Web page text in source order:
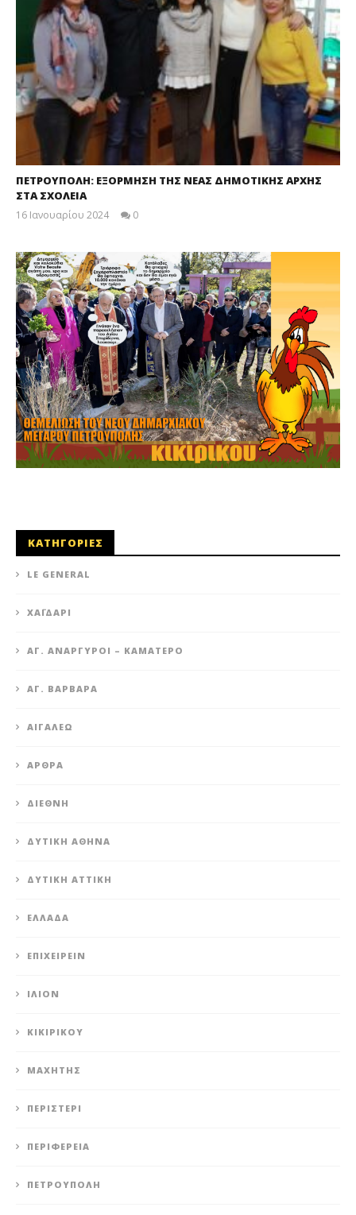
ΠΕΤΡΟΥΠΟΛΗ: ΕΞΟΡΜΗΣΗ ΤΗΣ ΝΕΑΣ ΔΗΜΟΤΙΚΗΣ ΑΡΧΗΣ
ΣΤΑ ΣΧΟΛΕΙΑ
16 Ιανουαρίου 2024
0
ΚΑΤΗΓΟΡΙΕΣ
LE GENERAL
XΑΪΔΆΡΙ
ΆΓ. ΑΝΆΡΓΥΡΟΙ – KΑΜΑΤΕΡΌ
ΑΓ. ΒΑΡΒΆΡΑ
ΑΙΓΆΛΕΩ
ΆΡΘΡΑ
ΔΙΕΘΝΉ
ΔΥΤΙΚΉ ΑΘΉΝΑ
ΔΥΤΙΚΉ ΑΤΤΙΚΉ
ΕΛΛΆΔΑ
ΕΠΙΧΕΙΡΕΊΝ
ΊΛΙΟΝ
ΚΙΚΙΡΙΚΟΥ
ΜΑΧΗΤΗΣ
ΠΕΡΙΣΤΈΡΙ
ΠΕΡΙΦΈΡΕΙΑ
ΠΕΤΡΟΎΠΟΛΗ